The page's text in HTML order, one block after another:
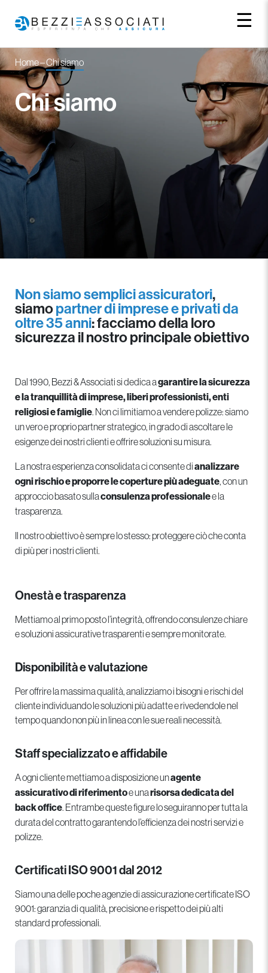
☰
Home–Chi siamo
Chi siamo
Non siamo semplici assicuratori,
siamopartner di imprese e privati da
oltre 35 anni: facciamo della loro
sicurezza il nostro principale obiettivo
Dal 1990, Bezzi & Associati si dedica agarantire la sicurezza
e la tranquillità di imprese, liberi professionisti, enti
religiosi e famiglie. Non ci limitiamo a vendere polizze: siamo
un vero e proprio partner strategico, in grado di ascoltare le
esigenze dei nostri clienti e offrire soluzioni su misura.
La nostra esperienza consolidata ci consente dianalizzare
ogni rischio e proporre le coperture più adeguate, con un
approccio basato sullaconsulenza professionalee la
trasparenza.
Il nostro obiettivo è sempre lo stesso: proteggere ciò che conta
di più per i nostri clienti.
Onestà e trasparenza
Mettiamo al primo posto l’integrità, offrendo consulenze chiare
e soluzioni assicurative trasparenti e sempre monitorate.
Disponibilità e valutazione
Per offrire la massima qualità, analizziamo i bisogni e rischi del
cliente individuando le soluzioni più adatte e rivedendole nel
tempo quando non più in linea con le sue reali necessità.
Staff specializzato e affidabile
A ogni cliente mettiamo a disposizione unagente
assicurativo di riferimentoe unarisorsa dedicata del
back office. Entrambe queste figure lo seguiranno per tutta la
durata del contratto garantendo l’efficienza dei nostri servizi e
polizze.
Certificati ISO 9001 dal 2012
Siamo una delle poche agenzie di assicurazione certificate ISO
9001: garanzia di qualità, precisione e rispetto dei più alti
standard professionali.